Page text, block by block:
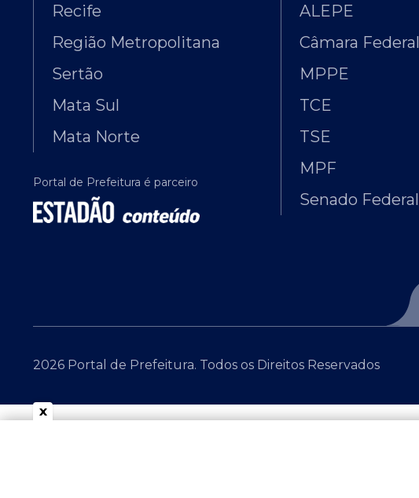
Recife
Região Metropolitana
Sertão
Mata Sul
Mata Norte
Portal de Prefeitura é parceiro
ALEPE
Câmara Federal
MPPE
TCE
TSE
MPF
Senado Federal
2026 Portal de Prefeitura. Todos os Direitos Reservados
x